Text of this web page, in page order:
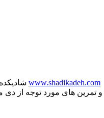
www.shadikadeh.com
توجه از دی ماه ۱۳۹۱ تا اسفند ماه